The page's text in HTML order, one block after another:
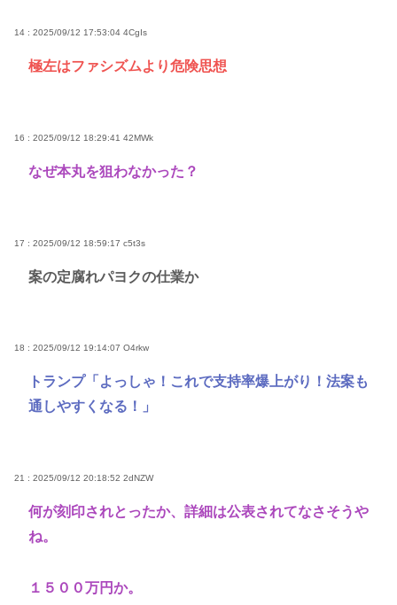
14 : 2025/09/12 17:53:04 4CgIs
極左はファシズムより危険思想
16 : 2025/09/12 18:29:41 42MWk
なぜ本丸を狙わなかった？
17 : 2025/09/12 18:59:17 c5t3s
案の定腐れパヨクの仕業か
18 : 2025/09/12 19:14:07 O4rkw
トランプ「よっしゃ！これで支持率爆上がり！法案も
通しやすくなる！」
21 : 2025/09/12 20:18:52 2dNZW
何が刻印されとったか、詳細は公表されてなさそうや
ね。
１５００万円か。